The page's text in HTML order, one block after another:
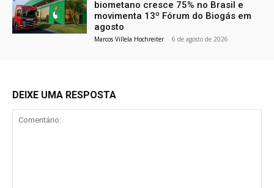
biometano cresce 75% no Brasil e
movimenta 13º Fórum do Biogás em
agosto
Marcos Villela Hochreiter - 6 de agosto de 2026
DEIXE UMA RESPOSTA